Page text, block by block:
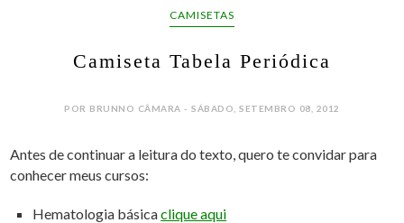
CAMISETAS
Camiseta Tabela Periódica
POR BRUNNO CÂMARA - SÁBADO, SETEMBRO 08, 2012
Antes de continuar a leitura do texto, quero te convidar para
conhecer meus cursos:
Hematologia básicaclique aqui